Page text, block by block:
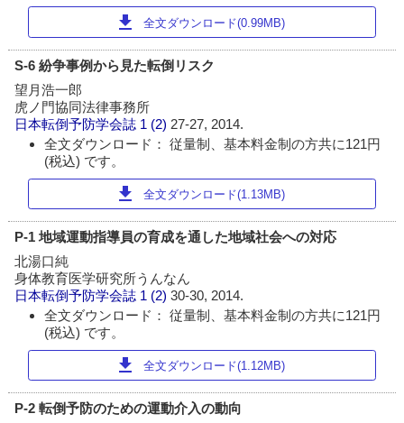
download 全文ダウンロード(0.99MB)
S-6 紛争事例から見た転倒リスク
望月浩一郎
虎ノ門協同法律事務所
日本転倒予防学会誌 1 (2) 27-27, 2014.
全文ダウンロード： 従量制、基本料金制の方共に121円
(税込) です。
download 全文ダウンロード(1.13MB)
P-1 地域運動指導員の育成を通した地域社会への対応
北湯口純
身体教育医学研究所うんなん
日本転倒予防学会誌 1 (2)30-30, 2014.
全文ダウンロード： 従量制、基本料金制の方共に121円
(税込) です。
download 全文ダウンロード(1.12MB)
P-2 転倒予防のための運動介入の動向